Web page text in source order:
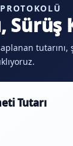
Sürüş
tutarını,
Tutarı